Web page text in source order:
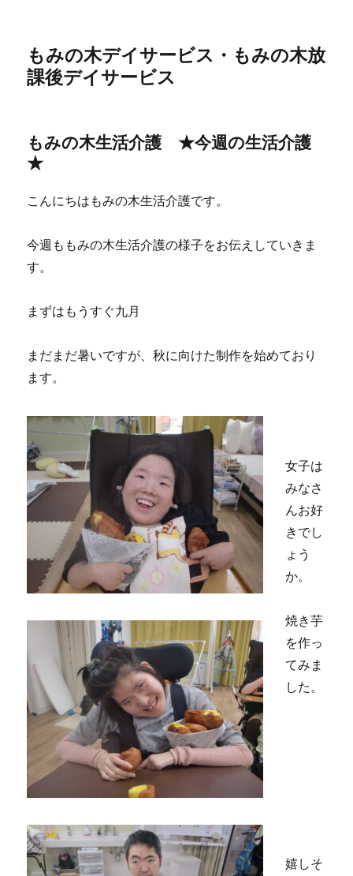
もみの木デイサービス・もみの木放
課後デイサービス
もみの木生活介護 ★今週の生活介護
★
こんにちはもみの木生活介護です。
今週ももみの木生活介護の様子をお伝えしていきま
す。
まずはもうすぐ九月
まだまだ暑いですが、秋に向けた制作を始めており
ます。
女子は
みなさ
んお好
きでし
ょう
か。
焼き芋
を作っ
てみま
した。
嬉しそ